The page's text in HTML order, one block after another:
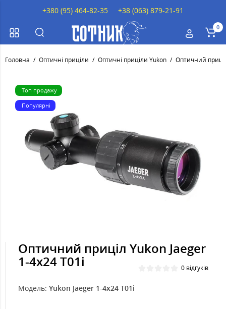
0
Головна Оптичні приціли Оптичні приціли Yukon Оптичний
Топ продажу
Популярні
Оптичний приціл Yukon Jaeger
1-4x24 Т01і 0 відгуків
Модель: Yukon Jaeger 1-4x24 Т01і
+380 (95) 464-82-35 +38 (063) 879-21-91